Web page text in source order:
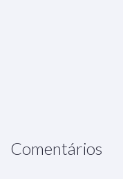
Comentários